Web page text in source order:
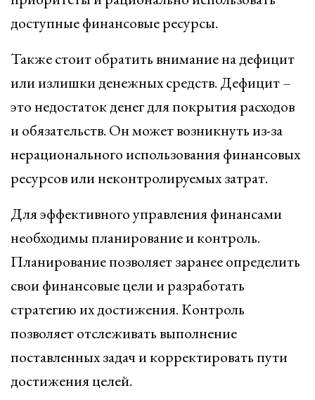
доступные финансовые ресурсы.
Также стоит обратить внимание на дефицит
или излишки денежных средств. Дефицит –
это недостаток денег для покрытия расходов
и обязательств. Он может возникнуть из-за
нерационального использования финансовых
ресурсов или неконтролируемых затрат.
Для эффективного управления финансами
необходимы планирование и контроль.
Планирование позволяет заранее определить
свои финансовые цели и разработать
стратегию их достижения. Контроль
позволяет отслеживать выполнение
поставленных задач и корректировать пути
достижения целей.